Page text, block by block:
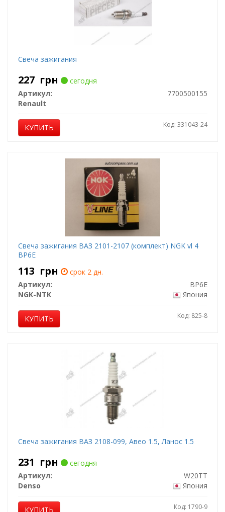
Свеча зажигания
227 грн
сегодня
Артикул:
7700500155
Renault
КУПИТЬ Код: 331043-24
Свеча зажигания ВАЗ 2101-2107 (комплект) NGK vl 4
BP6E
113 грн
срок 2 дн.
Артикул:
BP6E
NGK-NTK
Япония
КУПИТЬ Код: 825-8
Свеча зажигания ВАЗ 2108-099, Авео 1.5, Ланос 1.5
231 грн
сегодня
Артикул:
W20TT
Denso
Япония
КУПИТЬ Код: 1790-9